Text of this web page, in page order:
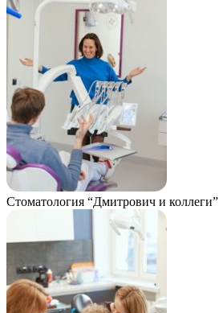
Стоматология “Дмитрович и коллеги”